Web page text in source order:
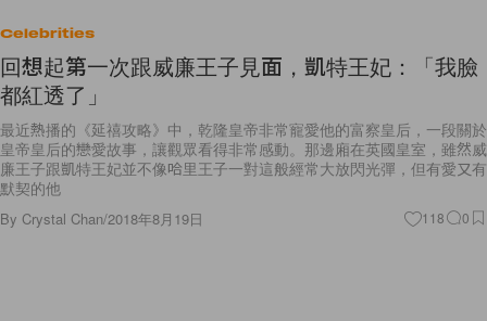
Celebrities
回想起第一次跟威廉王子見面，凱特王妃：「我臉
都紅透了」
最近熱播的《延禧攻略》中，乾隆皇帝非常寵愛他的富察皇后，一段關於
皇帝皇后的戀愛故事，讓觀眾看得非常感動。那邊廂在英國皇室，雖然威
廉王子跟凱特王妃並不像哈里王子一對這般經常大放閃光彈，但有愛又有
默契的他
By Crystal Chan/2018年8月19日 118 0